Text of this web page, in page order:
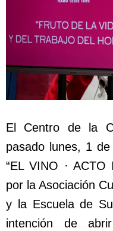
El Centro de la
pasado lunes, 1
“EL VINO ·
por la Asociación
y la Escuela de
intención de